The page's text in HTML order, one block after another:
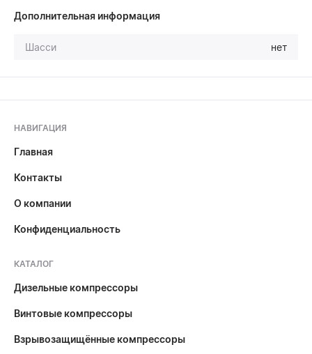
Дополнительная информация
Шасси нет
НАВИГАЦИЯ
Главная
Контакты
О компании
Конфиденциальность
КАТАЛОГ
Дизельные компрессоры
Винтовые компрессоры
Взрывозащищённые компрессоры